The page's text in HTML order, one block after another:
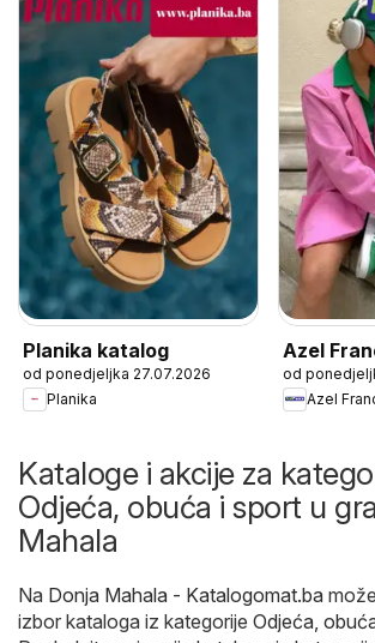
Planika katalog
od ponedjeljka 27.07.2026
Planika
Azel
od
Azel
Kataloge i akcije za
Odjeća, obuća i sport u
Mahala
Na Donja Mahala - Katalogomat.ba
izbor kataloga iz kategorije Odjeća,